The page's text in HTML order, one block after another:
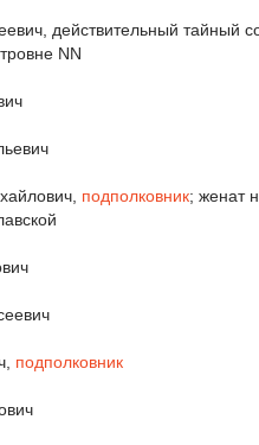
действительный тайный
NN
подполковник; женат
подполковник